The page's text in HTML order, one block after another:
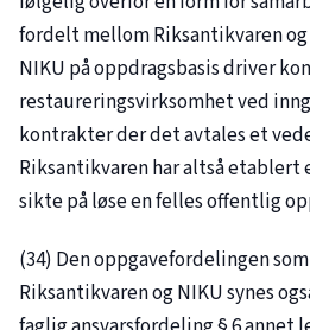
fordelt mellom Riksantikvaren
NIKU på oppdragsbasis driver
restaureringsvirksomhet ved
kontrakter der det avtales et
Riksantikvaren har altså etablert
sikte på løse en felles offentlig
(34) Den oppgavefordelingen
Riksantikvaren og NIKU synes